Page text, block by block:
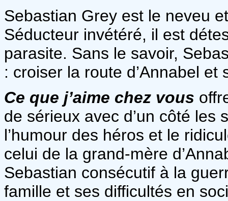
Sebastian Grey est le neveu
Séducteur invétéré, il est
parasite. Sans le savoir,
: croiser la route d’Annabel et
Ce que j’aime chez vous
de sérieux avec d’un côté les
l’humour des héros et le
celui de la grand-mère
Sebastian consécutif à la
famille et ses difficultés en